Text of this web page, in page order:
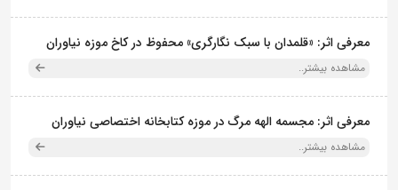
معرفی اثر: «قلمدان با سبک نگارگری» محفوظ در کاخ موزه نیاوران
مشاهده بیشتر..
معرفی اثر: مجسمه الهه مرگ در موزه کتابخانه اختصاصی نیاوران
مشاهده بیشتر..